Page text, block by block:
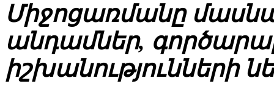
Միջոցառմանը
անդամներ,
իշխանությունների